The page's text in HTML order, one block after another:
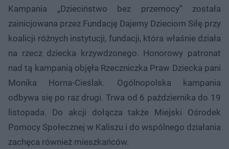
Kampania „Dzieciństwo bez przemocy” została
zainicjowana przez Fundację Dajemy Dzieciom Siłę przy
koalicji różnych instytucji, fundacji, która właśnie działa
na rzecz dziecka krzywdzonego. Honorowy patronat
nad tą kampanią objęła Rzeczniczka Praw Dziecka pani
Monika Horna-Cieślak. Ogólnopolska kampania
odbywa się po raz drugi. Trwa od 6 października do 19
listopada. Do akcji dołącza także Miejski Ośrodek
Pomocy Społecznej w Kaliszu i do wspólnego działania
zachęca również mieszkańców.